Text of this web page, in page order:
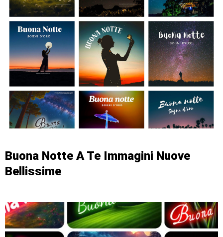
Buona Notte A Te Immagini Nuove
Bellissime